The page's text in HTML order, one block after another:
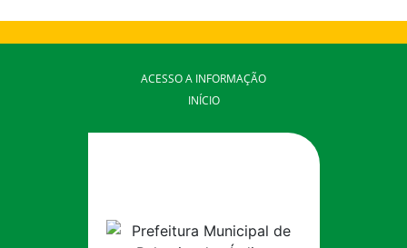
ACESSO A INFORMAÇÃO
INÍCIO